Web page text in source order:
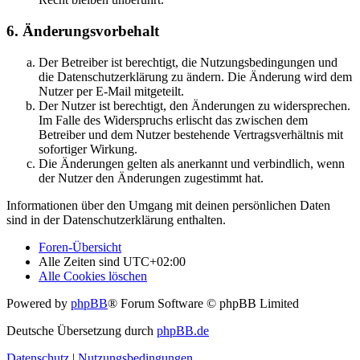
6. Änderungsvorbehalt
Der Betreiber ist berechtigt, die Nutzungsbedingungen und
die Datenschutzerklärung zu ändern. Die Änderung wird dem
Nutzer per E-Mail mitgeteilt.
Der Nutzer ist berechtigt, den Änderungen zu widersprechen.
Im Falle des Widerspruchs erlischt das zwischen dem
Betreiber und dem Nutzer bestehende Vertragsverhältnis mit
sofortiger Wirkung.
Die Änderungen gelten als anerkannt und verbindlich, wenn
der Nutzer den Änderungen zugestimmt hat.
Informationen über den Umgang mit deinen persönlichen Daten
sind in der Datenschutzerklärung enthalten.
Foren-Übersicht
Alle Zeiten sind UTC+02:00
Alle Cookies löschen
Powered by phpBB® Forum Software © phpBB Limited
Deutsche Übersetzung durch phpBB.de